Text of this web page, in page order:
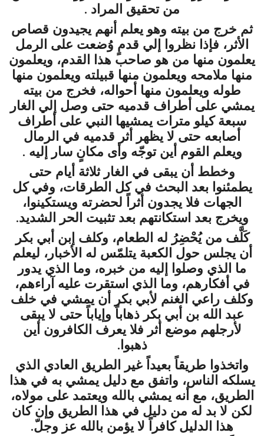
من تحقيق المراد .
ثم خرج من بيته وهو يعلم أنهم يجيدون قصاص
الأثر، فإذا نظروا إلي قدمٍ وُضعت على الرمل
يعلمون منها من هو صاحب هذا القدم، ويعلمون
منها ملامحه ويعلمون منها قبيلته ويعلمون منها
طوله ويعلمون منها أحواله، فخرج من بيته
يمشي على أطراف قدميه حتى وصل إلي الغار
سبعة كيلو مترات يمشيها النبي على أطراف
أصابعه حتى لا يظهر أثر قدميه في الرمال
ويعلم القوم أين توجّه وأى مكانٍ سار إليه .
وخطط أن يبقى في الغار ثلاثة أيام حتى
يطمئنوا بعد البحث في كل الطرقات، وفي كل
الجهات فلا يجدون أثراً لحضرته ويستكينوا،
ويخرج بعد استكانتهم بعد تثبيت الحر الشديد.
كَلَّف من يُحْضِرُ له الطعام، وكلف إبن أبي بكر
أن يجلس حول الكعبة يتلمّس له الأخبار، ليعلم
ما الذي وصلوا إليه من خبره، وما الذي يدور
في أفكارهم، وما الذي استقرت عليه آراءهم،
وكلف راعي الغنم لأبي بكر أن يمشي في خلف
عبد الله بن أبي بكر ذهاباً وإياباً حتى لا يبقى
لأرجلهم موضع أثر فلا يعرف الكافرون أين
ذهبوا.
واتخذوا طريقاً بعيداً غير الطريق العادي الذي
يسلكه الناس، واتفق مع دليل يمشي به في هذا
الطريق، مع أنه يمشي بالله ويعتمد على مولاه،
لكن لا بد له من دليل في هذا الطريق وإن كان
هذا الدليل كافراً لا يؤمن بالله عز وجلّ.